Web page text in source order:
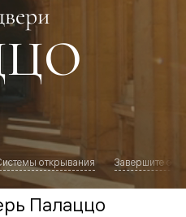
открывания Завершите
Палаццо